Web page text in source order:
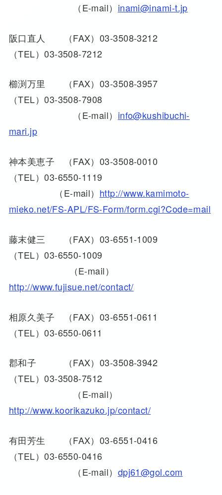
（E-mail） inami@inami-t.jp
阪口直人 （FAX）03-3508-3212
（TEL）03-3508-7212
櫛渕万里 （FAX）03-3508-3957
（TEL）03-3508-7908
（E-mail） info@kushibuchi-
mari.jp
神本美恵子 （FAX）03-3508-0010
（TEL）03-6550-1119
（E-mail） http://www.kamimoto-
mieko.net/FS-APL/FS-Form/form.cgi?Code=mail
藤末健三 （FAX）03-6551-1009
（TEL）03-6550-1009
（E-mail）
http://www.fujisue.net/contact/
相原久美子 （FAX）03-6551-0611
（TEL）03-6550-0611
郡和子 （FAX）03-3508-3942
（TEL）03-3508-7512
（E-mail）
http://www.koorikazuko.jp/contact/
有田芳生 （FAX）03-6551-0416
（TEL）03-6550-0416
（E-mail） dpj61@gol.com